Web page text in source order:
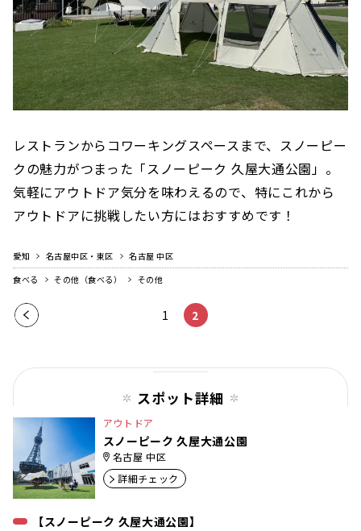
レストランからコワーキングスペースまで、スノーピー
クの魅力がつまった「スノーピーク 久屋大通公園」。
気軽にアウトドア気分を味わえるので、特にこれから
アウトドアに挑戦したい方にはおすすめです！
愛知 名古屋中区・東区
名古屋 中区
食べる
その他（食べる） その他
前の
1 2
スポット詳細
アウトドア
スノーピーク 久屋大通公園
名古屋 中区
詳細チェック
【スノーピーク 久屋大通公園】